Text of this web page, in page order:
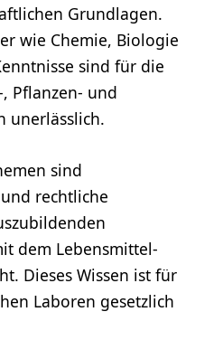
Grundlagen.
wie Chemie, Biologie
sind für die
Pflanzen- und
unerlässlich.
sind
und rechtliche
dem Lebensmittel-
Dieses Wissen ist für
Laboren gesetzlich